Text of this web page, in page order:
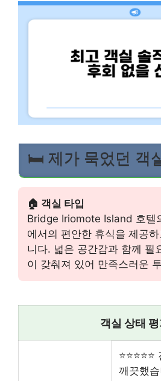
🛏️ 제가 묵었던 객
🏠 객실 타입
Bridge Iriomote Island 호텔
에서의 편안한 휴식을 제공
니다. 넓은 공간감과 함께 필
이 갖춰져 있어 만족스러운
객실 상태
깨끗했